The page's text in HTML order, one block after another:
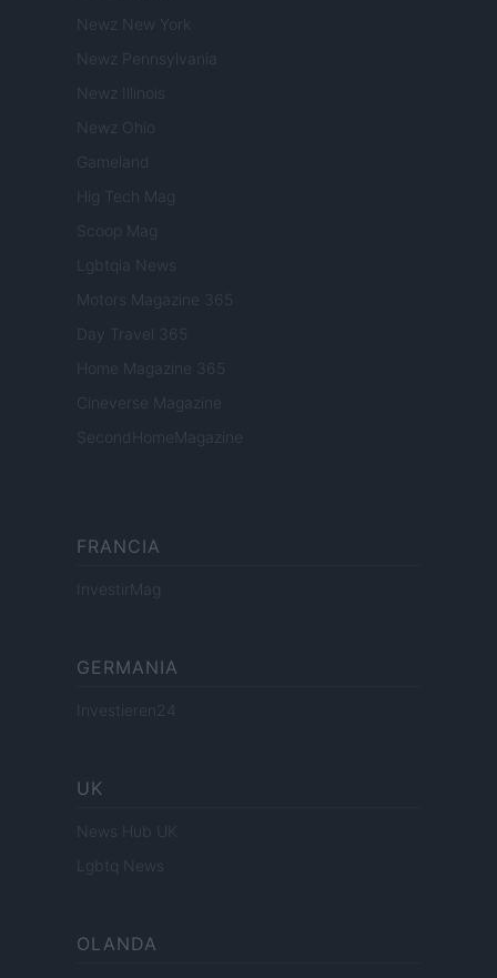
Newz New York
Newz Pennsylvania
Newz Illinois
Newz Ohio
Gameland
Hig Tech Mag
Scoop Mag
Lgbtqia News
Motors Magazine 365
Day Travel 365
Home Magazine 365
Cineverse Magazine
SecondHomeMagazine
FRANCIA
InvestirMag
GERMANIA
Investieren24
UK
News Hub UK
Lgbtq News
OLANDA